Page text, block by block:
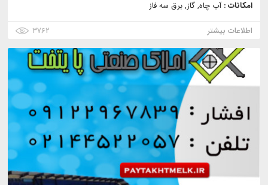
امکانات :آب چاه, گاز, برق سه فاز
اطلاعات بیشتر
۳۷۶۲